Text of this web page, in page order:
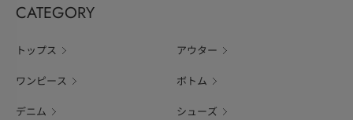
CATEGORY
トップス アウター
ワンピース ボトム
デニム シューズ